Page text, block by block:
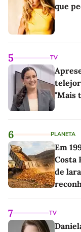
que
5 TV
"Mais
6 PLANETA
Em
Costa
de
7 TV